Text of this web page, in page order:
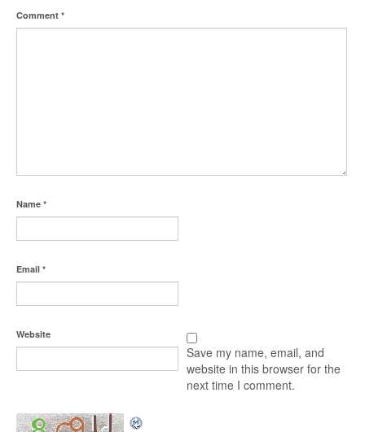
Comment *
Name *
Email *
Website
Save my name, email, and
website in this browser for the
next time I comment.